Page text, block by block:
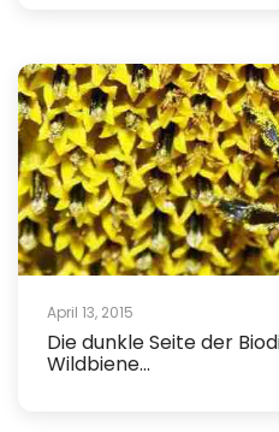
April 13, 2015
Die dunkle Seite der
Wildbiene...